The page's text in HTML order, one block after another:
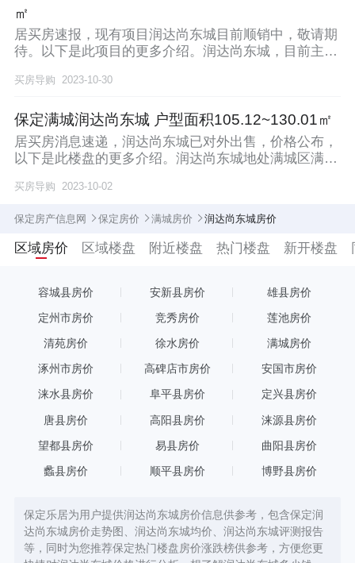
㎡
居买房速报，现有项目润达尚东城目前顺销中，敬请期
待。以下是此项目的更多介绍。润达尚东城，目前主推
买房导购 2023-10-30
保定满城润达尚东城 户型面积105.12~130.01㎡
居买房消息速递，润达尚东城已对外出售，价格公布，
以下是此楼盘的更多介绍。润达尚东城地处满城区满中
买房导购 2023-10-02
保定房产信息网 保定房价 满城房价 润达尚东城房价
区域房价 区域楼盘 附近楼盘 热门楼盘 新开楼盘
容城县房价 安新县房价 雄县房价
定州市房价 竞秀房价 莲池房价
清苑房价 徐水房价 满城房价
涿州市房价 高碑店市房价 安国市房价
涞水县房价 阜平县房价 定兴县房价
唐县房价 高阳县房价 涞源县房价
望都县房价 易县房价 曲阳县房价
蠡县房价 顺平县房价 博野县房价
保定乐居为用户提供润达尚东城房价信息供参考，包含保定润
达尚东城房价走势图、润达尚东城均价、润达尚东城评测报告
等，同时为您推荐保定热门楼盘房价涨跌榜供参考，方便您更